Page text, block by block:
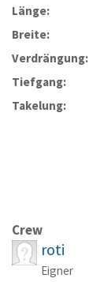
Länge:
Breite:
Verdrängung:
Tiefgang:
Takelung:
Crew
roti
Eigner